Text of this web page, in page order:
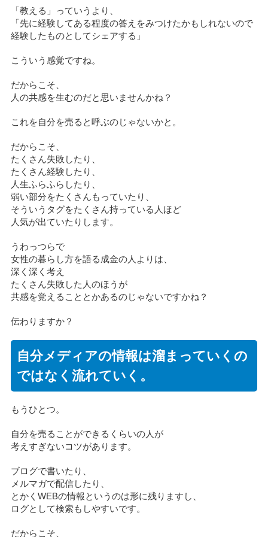
「教える」っていうより、
「先に経験してある程度の答えをみつけたかもしれないので
経験したものとしてシェアする」
こういう感覚ですね。
だからこそ、
人の共感を生むのだと思いませんかね？
これを自分を売ると呼ぶのじゃないかと。
だからこそ、
たくさん失敗したり、
たくさん経験したり、
人生ふらふらしたり、
弱い部分をたくさんもっていたり、
そういうタグをたくさん持っている人ほど
人気が出ていたりします。
うわっつらで
女性の暮らし方を語る成金の人よりは、
深く深く考え
たくさん失敗した人のほうが
共感を覚えることとかあるのじゃないですかね？
伝わりますか？
自分メディアの情報は溜まっていくの
ではなく流れていく。
もうひとつ。
自分を売ることができるくらいの人が
考えすぎないコツがあります。
ブログで書いたり、
メルマガで配信したり、
とかくWEBの情報というのは形に残りますし、
ログとして検索もしやすいです。
だからこそ、